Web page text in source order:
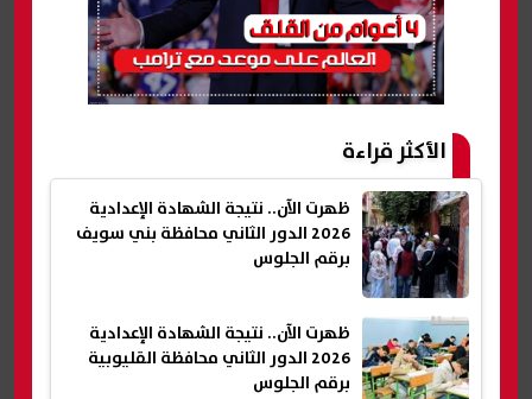
الأكثر قراءة
ظهرت الآن.. نتيجة الشهادة الإعدادية
2026 الدور الثاني محافظة بني سويف
برقم الجلوس
ظهرت الآن.. نتيجة الشهادة الإعدادية
2026 الدور الثاني محافظة القليوبية
برقم الجلوس